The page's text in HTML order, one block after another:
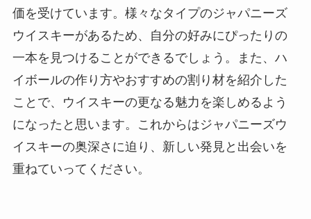
価を受けています。様々なタイプのジャパニーズ
ウイスキーがあるため、自分の好みにぴったりの
一本を見つけることができるでしょう。また、ハ
イボールの作り方やおすすめの割り材を紹介した
ことで、ウイスキーの更なる魅力を楽しめるよう
になったと思います。これからはジャパニーズウ
イスキーの奥深さに迫り、新しい発見と出会いを
重ねていってください。